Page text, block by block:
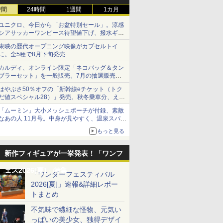
24時間 1週間 1カ月
ニクロ、今日から「お盆特別セール」。涼感
アサッカーワンピース待望値下げ、撥水ギア
ョーツは1990円に
映の歴代オープニング映像がカプセルトイ
。全5種で8月下旬発売
ルディ、オンライン限定「ネコバッグ＆タン
ラーセット」を一般販売。7月の抽選販売の
選無効分
やぶさ50％オフの「新幹線eチケット（トク
値スペシャル28）」発売。秋冬乗車分、えき
っと限定
ムーミン」大小メッシュポーチが付録、素敵
あの人 11月号。中身が見やすく、温泉スパに
もっと見る
新作フィギュアが一挙発表！「ワンフ
ェス2026[夏]」特集「ワンダーフェスティバル
2026[夏]」速報&詳細レポー
トまとめ
不気味で繊細な怪物、元気い
っぱいの美少女、独得デザイ